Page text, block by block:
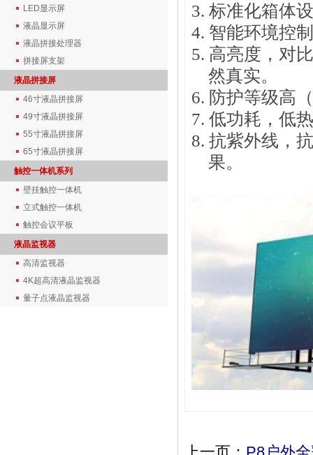
LED显示屏
液晶显示屏
液晶拼接处理器
拼接屏支架
液晶拼接屏
46寸液晶拼接屏
49寸液晶拼接屏
55寸液晶拼接屏
65寸液晶拼接屏
触控一体机系列
壁挂触控一体机
立式触控一体机
触控会议平板
液晶监视器
高清监视器
4K超高清液晶监视器
量子点液晶监视器
3. 标准化箱体
4. 智能环境控
5. 高亮度，对
然真实。
6. 防护等级高（
7. 低功耗，低
8. 抗紫外线，
果。